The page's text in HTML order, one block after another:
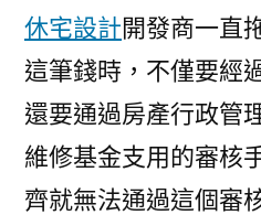
休宅設計開發商一直
這筆錢時，不僅要經
還要通過房產行政管
維修基金支用的審核
齊就無法通過這個審